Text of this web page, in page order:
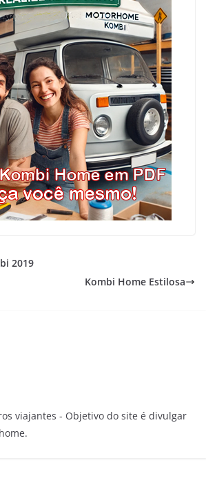
2019
Kombi Home Estilosa
viajantes - Objetivo do site é divulgar